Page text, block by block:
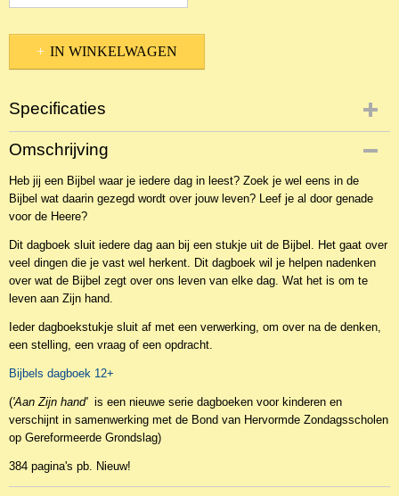
IN WINKELWAGEN
Specificaties
Productcode
NBKTD-2674
EAN code
9789033121630
Productcode leverancier
Den Hertog
Omschrijving
Heb jij een Bijbel waar je iedere dag in leest? Zoek je wel eens in de
Bijbel wat daarin gezegd wordt over jouw leven? Leef je al door genade
voor de Heere?
Dit dagboek sluit iedere dag aan bij een stukje uit de Bijbel. Het gaat over
veel dingen die je vast wel herkent. Dit dagboek wil je helpen nadenken
over wat de Bijbel zegt over ons leven van elke dag. Wat het is om te
leven aan Zijn hand.
Ieder dagboekstukje sluit af met een verwerking, om over na de denken,
een stelling, een vraag of een opdracht.
Bijbels dagboek 12+
('Aan Zijn hand'is een nieuwe serie dagboeken voor kinderen en
verschijnt in samenwerking met de Bond van Hervormde Zondagsscholen
op Gereformeerde Grondslag)
384 pagina's pb. Nieuw!